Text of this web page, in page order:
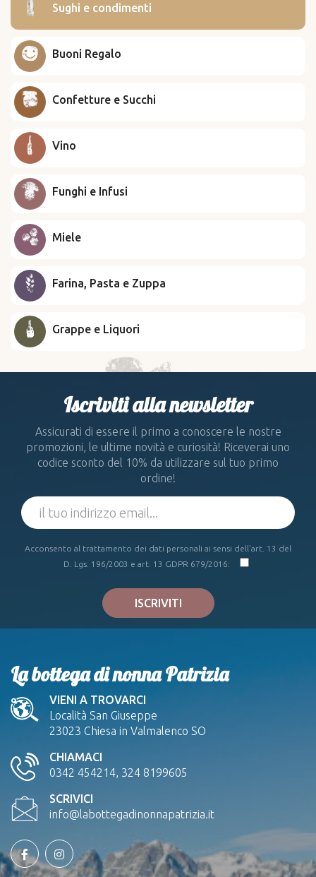
Sughi e condimenti
Buoni Regalo
Confetture e Succhi
Vino
Funghi e Infusi
Miele
Farina, Pasta e Zuppa
Grappe e Liquori
Iscriviti alla newsletter
Assicurati di essere il primo a conoscere le nostre
promozioni, le ultime novità e curiosità! Riceverai uno
codice sconto del 10% da utilizzare sul tuo primo
ordine!
Acconsento al trattamento dei dati personali ai sensi dell'art. 13 del
D. Lgs. 196/2003 e art. 13 GDPR 679/2016:
ISCRIVITI
La bottega di nonna Patrizia
VIENI A TROVARCI
Località San Giuseppe
23023 Chiesa in Valmalenco SO
CHIAMACI
0342 454214, 324 8199605
SCRIVICI
info@labottegadinonnapatrizia.it